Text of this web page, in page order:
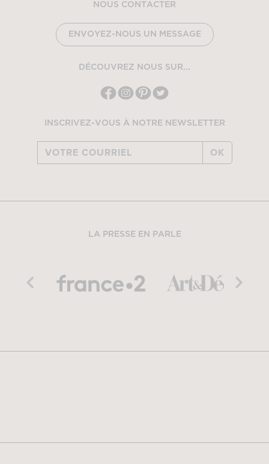
NOUS CONTACTER
ENVOYEZ-NOUS UN MESSAGE
DÉCOUVREZ NOUS SUR...
INSCRIVEZ-VOUS À NOTRE NEWSLETTER
OK
LA PRESSE EN PARLE